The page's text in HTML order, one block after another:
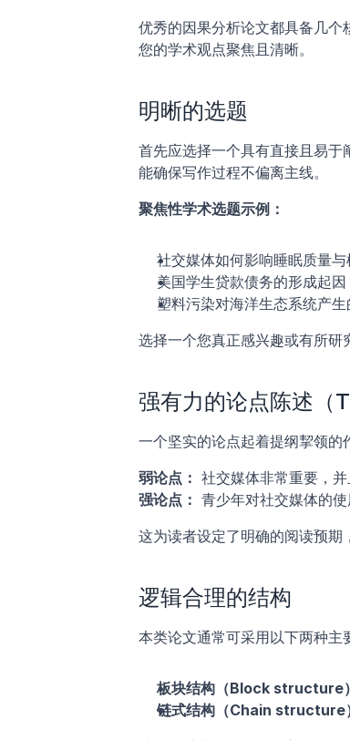
优秀的因果分析论文都具备几
您的学术观点聚焦且清晰。
明晰的选题
首先应选择一个具有直接且易
能确保写作过程不偏离主线。
聚焦性学术选题示例：
社交媒体如何影响睡眠质量与
美国学生贷款债务的形成起因
塑料污染对海洋生态系统产生
选择一个您真正感兴趣或有所研
强有力的论点陈述（
一个坚实的论点起着提纲挈领的
弱论点： 社交媒体非常重要，并
强论点： 青少年对社交媒体的
这为读者设定了明确的阅读预期
逻辑合理的结构
本类论文通常可采用以下两种主
板块结构（Block structure
链式结构（Chain structure